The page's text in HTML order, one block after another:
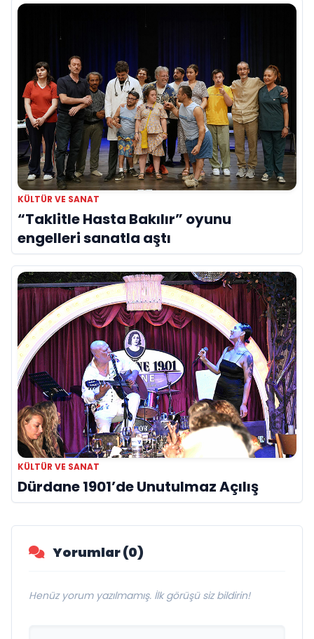
KÜLTÜR VE SANAT
“Taklitle Hasta Bakılır” oyunu
engelleri sanatla aştı
KÜLTÜR VE SANAT
Dürdane 1901’de Unutulmaz Açılış
Yorumlar (0)
Henüz yorum yazılmamış. İlk görüşü siz bildirin!